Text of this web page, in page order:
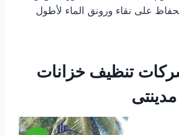
على نقاء ورونق الماء لأطول
تنظيف خزانات